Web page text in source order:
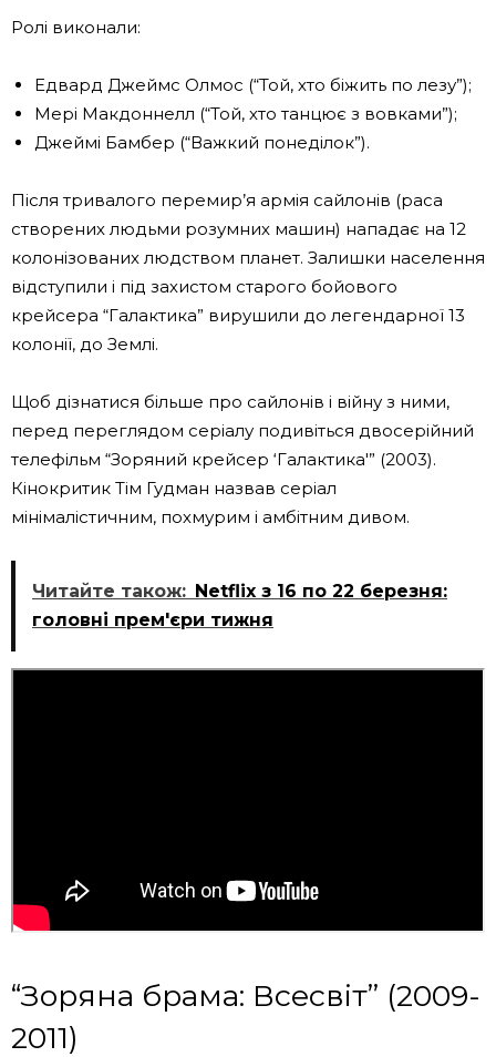
Ролі виконали:
Едвард Джеймс Олмос (“Той, хто біжить по лезу”);
Мері Макдоннелл (“Той, хто танцює з вовками”);
Джеймі Бамбер (“Важкий понеділок”).
Після тривалого перемир’я армія сайлонів (раса
створених людьми розумних машин) нападає на 12
колонізованих людством планет. Залишки населення
відступили і під захистом старого бойового
крейсера “Галактика” вирушили до легендарної 13
колонії, до Землі.
Щоб дізнатися більше про сайлонів і війну з ними,
перед переглядом серіалу подивіться двосерійний
телефільм “Зоряний крейсер ‘Галактика'” (2003).
Кінокритик Тім Гудман назвав серіал
мінімалістичним, похмурим і амбітним дивом.
Читайте також: Netflix з 16 по 22 березня:
головні прем'єри тижня
“Зоряна брама: Всесвіт” (2009-
2011)